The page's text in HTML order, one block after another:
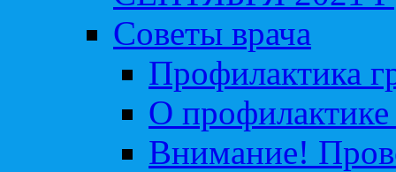
Советы врача
Профилактика
О профилактике
Внимание!